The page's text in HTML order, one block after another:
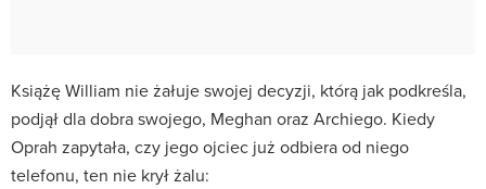
Książę William nie żałuje swojej decyzji, którą jak podkreśla,
podjął dla dobra swojego, Meghan oraz Archiego. Kiedy
Oprah zapytała, czy jego ojciec już odbiera od niego
telefonu, ten nie krył żalu: